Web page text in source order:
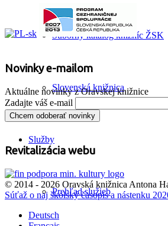
Súborný katalóg knižníc ŽSK
Slovenská knižnica
Služby
Prehľad služieb
Novinky e-mailom
Aktuálne novinky z Oravskej knižnice
Zadajte váš e-mail
Revitalizácia webu
© 2014 - 2026 Oravská knižnica Antona
Súťaž o naj školský časopis a nástenku
Deutsch